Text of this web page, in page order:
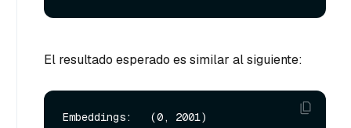
El resultado esperado es similar al siguiente:
Embeddings:   (0, 2001)